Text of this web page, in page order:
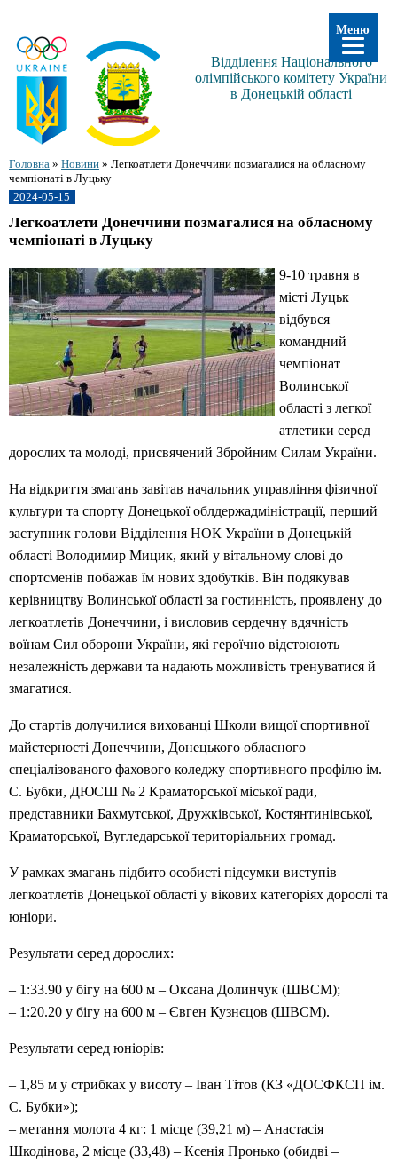
Відділення Національного
олімпійського комітету України
в Донецькій області
Головна » Новини » Легкоатлети Донеччини позмагалися на обласному
чемпіонаті в Луцьку
2024-05-15
Легкоатлети Донеччини позмагалися на обласному
чемпіонаті в Луцьку
9-10 травня в
місті Луцьк
відбувся
командний
чемпіонат
Волинської
області з легкої
атлетики серед
дорослих та молоді, присвячений Збройним Силам України.
На відкриття змагань завітав начальник управління фізичної
культури та спорту Донецької облдержадміністрації, перший
заступник голови Відділення НОК України в Донецькій
області Володимир Мицик, який у вітальному слові до
спортсменів побажав їм нових здобутків. Він подякував
керівництву Волинської області за гостинність, проявлену до
легкоатлетів Донеччини, і висловив сердечну вдячність
воїнам Сил оборони України, які героїчно відстоюють
незалежність держави та надають можливість тренуватися й
змагатися.
До стартів долучилися вихованці Школи вищої спортивної
майстерності Донеччини, Донецького обласного
спеціалізованого фахового коледжу спортивного профілю ім.
С. Бубки, ДЮСШ № 2 Краматорської міської ради,
представники Бахмутської, Дружківської, Костянтинівської,
Краматорської, Вугледарської територіальних громад.
У рамках змагань підбито особисті підсумки виступів
легкоатлетів Донецької області у вікових категоріях дорослі та
юніори.
Результати серед дорослих:
– 1:33.90 у бігу на 600 м – Оксана Долинчук (ШВСМ);
– 1:20.20 у бігу на 600 м – Євген Кузнєцов (ШВСМ).
Результати серед юніорів:
– 1,85 м у стрибках у висоту – Іван Тітов (КЗ «ДОСФКСП ім.
С. Бубки»);
– метання молота 4 кг: 1 місце (39,21 м) – Анастасія
Шкодінова, 2 місце (33,48) – Ксенія Пронько (обидві –
Меню